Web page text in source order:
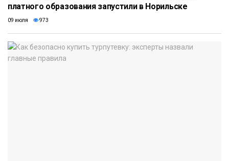
платного образования запустили в Норильске
09 июля 973